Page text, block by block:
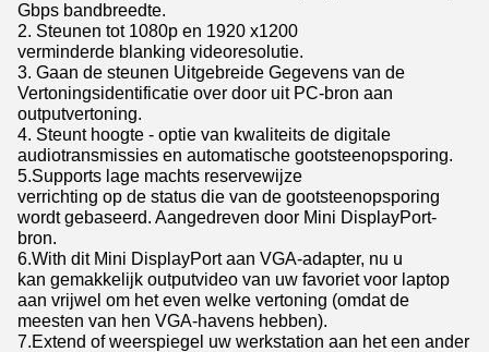
Gbps bandbreedte.
2. Steunen tot 1080p en 1920 x1200
verminderde blanking videoresolutie.
3. Gaan de steunen Uitgebreide Gegevens van de
Vertoningsidentificatie over door uit PC-bron aan
outputvertoning.
4. Steunt hoogte - optie van kwaliteits de digitale
audiotransmissies en automatische gootsteenopsporing.
5.Supports lage machts reservewijze
verrichting op de status die van de gootsteenopsporing
wordt gebaseerd. Aangedreven door Mini DisplayPort-
bron.
6.With dit Mini DisplayPort aan VGA-adapter, nu u
kan gemakkelijk outputvideo van uw favoriet voor laptop
aan vrijwel om het even welke vertoning (omdat de
meesten van hen VGA-havens hebben).
7.Extend of weerspiegel uw werkstation aan het een ander